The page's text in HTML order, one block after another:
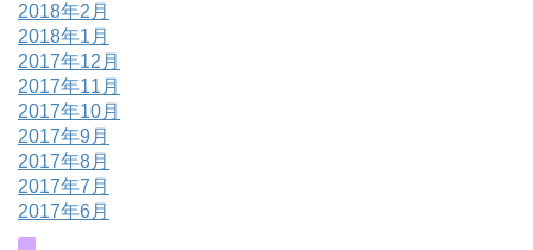
2018年2月
2018年1月
2017年12月
2017年11月
2017年10月
2017年9月
2017年8月
2017年7月
2017年6月